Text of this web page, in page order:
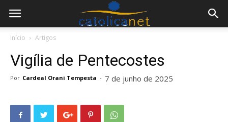
Início Artigos
Vigília de Pentecostes
Por Cardeal Orani Tempesta - 7 de junho de 2025